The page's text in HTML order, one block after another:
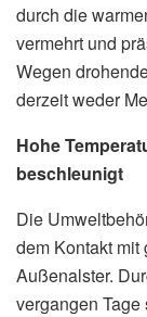
durch die
vermehrt und
Wegen
derzeit weder
Hohe
beschleunigt
Die
dem Kontakt
Außenalster.
vergangen